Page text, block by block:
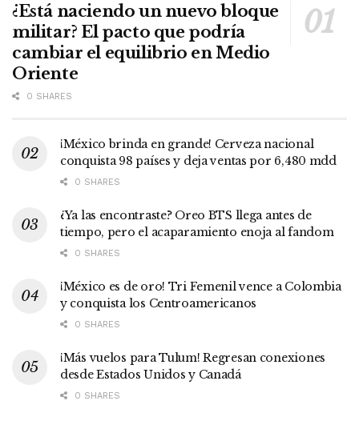
¿Está naciendo un nuevo bloque
militar? El pacto que podría
cambiar el equilibrio en Medio
Oriente
0 SHARES
¡México brinda en grande! Cerveza nacional
conquista 98 países y deja ventas por 6,480 mdd
0 SHARES
¿Ya las encontraste? Oreo BTS llega antes de
tiempo, pero el acaparamiento enoja al fandom
0 SHARES
¡México es de oro! Tri Femenil vence a Colombia
y conquista los Centroamericanos
0 SHARES
¡Más vuelos para Tulum! Regresan conexiones
desde Estados Unidos y Canadá
0 SHARES